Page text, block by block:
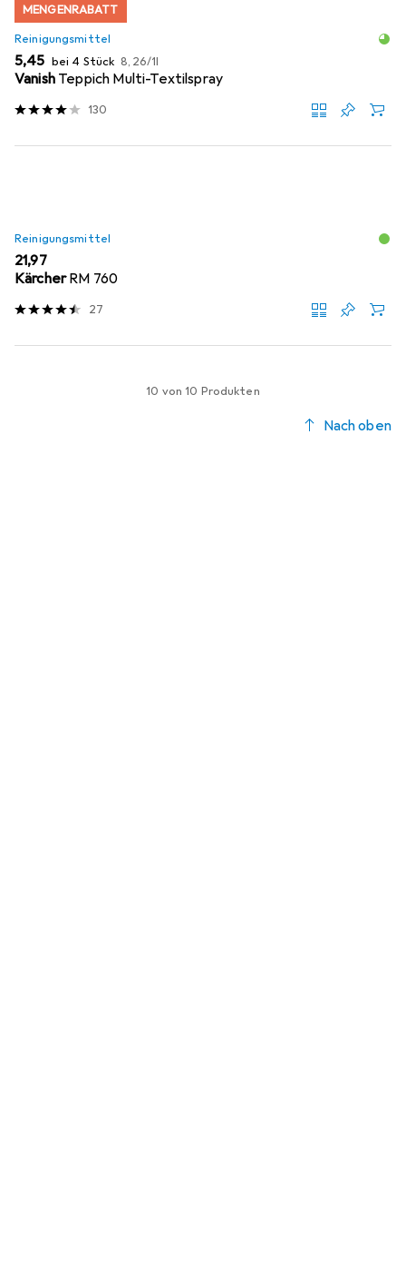
MENGENRABATT
Reinigungsmittel
EUR
5,45 bei 4 Stück EUR
8,26/1l
Vanish Teppich Multi-Textilspray
130
Reinigungsmittel
EUR
21,97
KärcherRM 760
27
10 von 10 Produkten
Nach oben